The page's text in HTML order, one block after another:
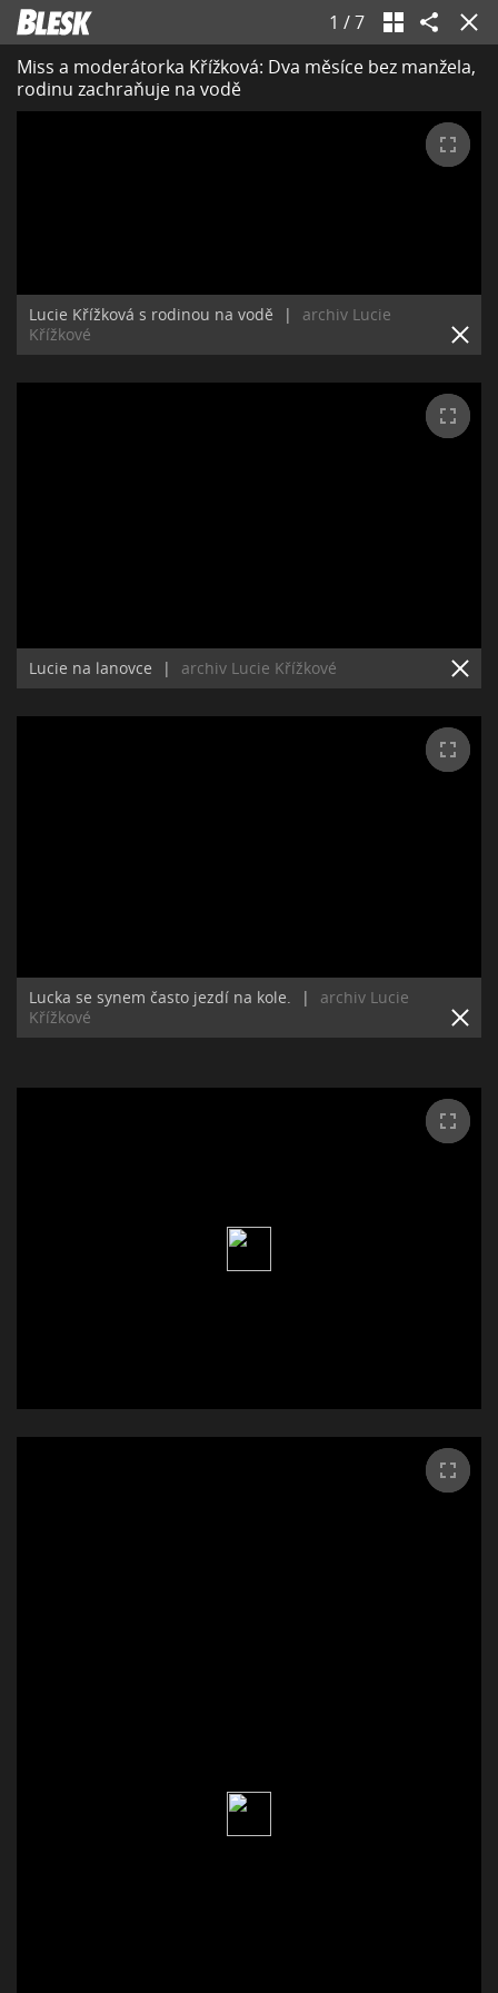
1 /7
Miss a moderátorka Křížková: Dva měsíce bez manžela,
rodinu zachraňuje na vodě
Lucie Křížková s rodinou na vodě |
archiv Lucie
Křížkové
Lucie na lanovce | archiv Lucie Křížkové
Lucka se synem často jezdí na kole. |
archiv Lucie
Křížkové